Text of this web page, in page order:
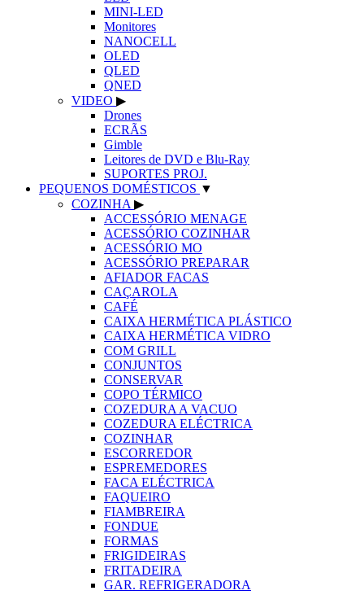
MINI-LED
Monitores
NANOCELL
OLED
QLED
QNED
VIDEO ▶
Drones
ECRÃS
Gimble
Leitores de DVD e Blu-Ray
SUPORTES PROJ.
PEQUENOS DOMÉSTICOS ▼
COZINHA ▶
ACCESSÓRIO MENAGE
ACESSÓRIO COZINHAR
ACESSÓRIO MO
ACESSÓRIO PREPARAR
AFIADOR FACAS
CAÇAROLA
CAFÉ
CAIXA HERMÉTICA PLÁSTICO
CAIXA HERMÉTICA VIDRO
COM GRILL
CONJUNTOS
CONSERVAR
COPO TÉRMICO
COZEDURA A VACUO
COZEDURA ELÉCTRICA
COZINHAR
ESCORREDOR
ESPREMEDORES
FACA ELÉCTRICA
FAQUEIRO
FIAMBREIRA
FONDUE
FORMAS
FRIGIDEIRAS
FRITADEIRA
GAR. REFRIGERADORA